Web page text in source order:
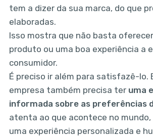
tem a dizer da sua marca, do que
elaboradas.
Isso mostra que não basta
produto ou uma boa experiência a
consumidor.
É preciso ir além para satisfazê-lo.
empresa também precisa teruma
informada sobre as preferências
atenta ao que acontece no
uma experiência personalizada e